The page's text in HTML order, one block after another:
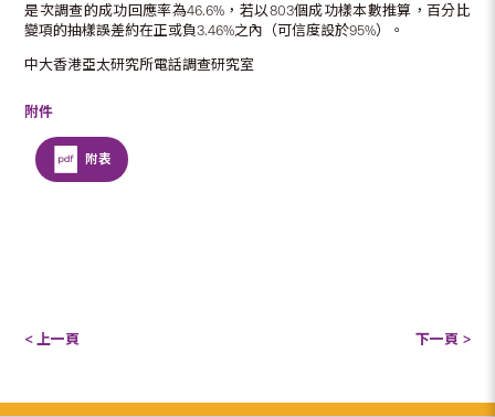
是次調查的成功回應率為46.6%，若以803個成功樣本數推算，百分比
變項的抽樣誤差約在正或負3.46%之內（可信度設於95%）。
中大香港亞太研究所電話調查研究室
附件
附表
< 上一頁 下一頁 >